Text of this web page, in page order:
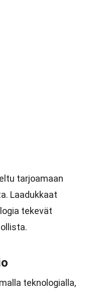
tarjoamaan
Laadukkaat
tekevät
teknologialla,